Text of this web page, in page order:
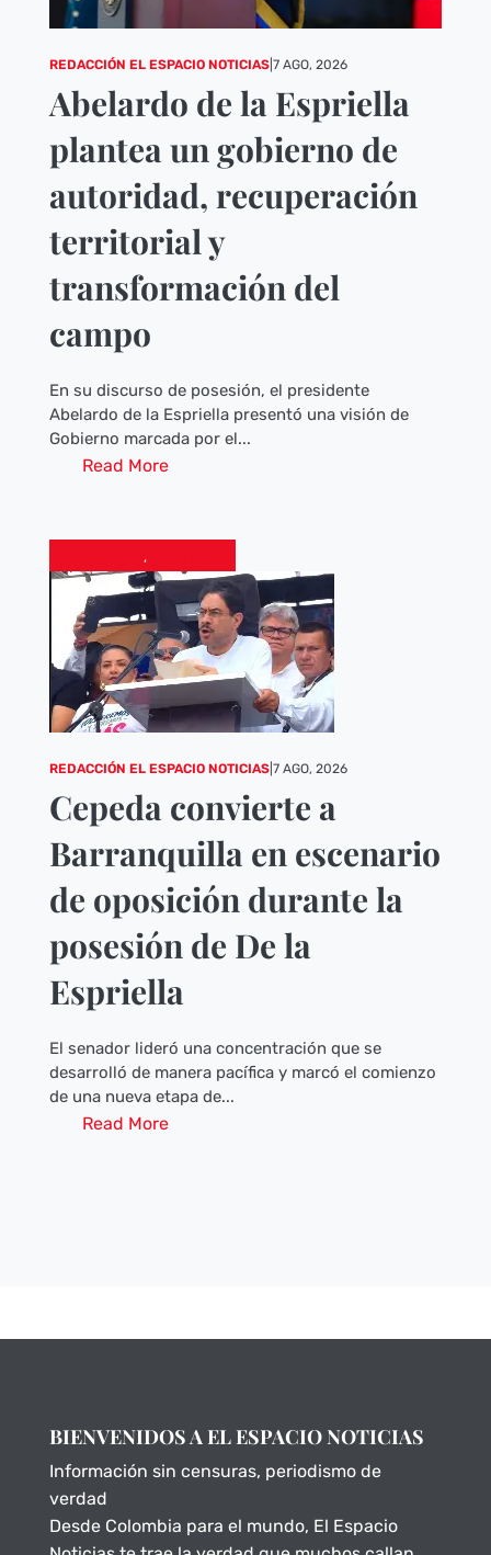
REDACCIÓN EL ESPACIO NOTICIAS| 7 AGO, 2026
Abelardo de la Espriella
plantea un gobierno de
autoridad, recuperación
territorial y
transformación del
campo
En su discurso de posesión, el presidente
Abelardo de la Espriella presentó una visión de
Gobierno marcada por el...
Read More
,
REDACCIÓN EL ESPACIO NOTICIAS| 7 AGO, 2026
Cepeda convierte a
Barranquilla en escenario
de oposición durante la
posesión de De la
Espriella
El senador lideró una concentración que se
desarrolló de manera pacífica y marcó el comienzo
de una nueva etapa de...
Read More
BIENVENIDOS A EL ESPACIO NOTICIAS
Información sin censuras, periodismo de
verdad
Desde Colombia para el mundo, El Espacio